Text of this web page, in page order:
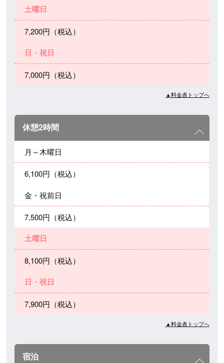
土曜日
7,200円（税込）
日・祝日
7,000円（税込）
▲料金表トップへ
休憩2時間
月～木曜日
6,100円（税込）
金・祝前日
7,500円（税込）
土曜日
8,100円（税込）
日・祝日
7,900円（税込）
▲料金表トップへ
宿泊